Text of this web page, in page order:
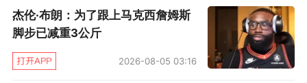
永远不知道接下来会发生什么，不知道哪些球队
会突然冒出来试图招募詹姆斯。”
另外他还提到，不能排除会有令人意外的球队半
杰伦·布朗：为了跟上马克西詹姆斯
脚步已减重3公斤
2026-08-05 03:16